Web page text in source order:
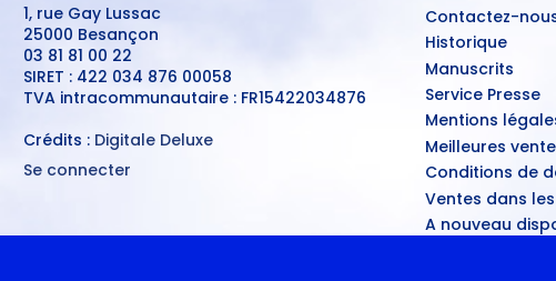
1, rue Gay Lussac
25000 Besançon
03 81 81 00 22
SIRET : 422 034 876 00058
TVA intracommunautaire : FR15422034876
Crédits : Digitale Deluxe
MENU
DE
Se connecter
Contactez-
Historique
Manuscrits
Service Presse
Mentions
Meilleures
Conditions de
Ventes dans
A nouveau